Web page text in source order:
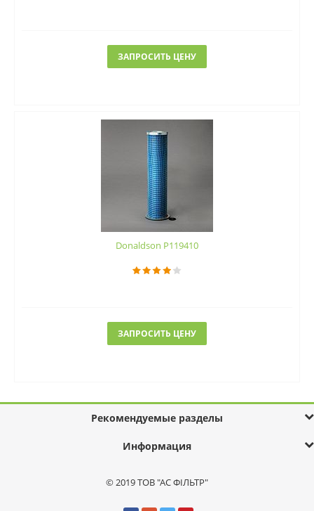
ЗАПРОСИТЬ ЦЕНУ
Donaldson P119410
ЗАПРОСИТЬ ЦЕНУ
Рекомендуемые разделы
Информация
© 2019 ТОВ "АС ФІЛЬТР"